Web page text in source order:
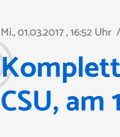
Mi., 01.03.2017, 16:52 Uhr /
CSU, am